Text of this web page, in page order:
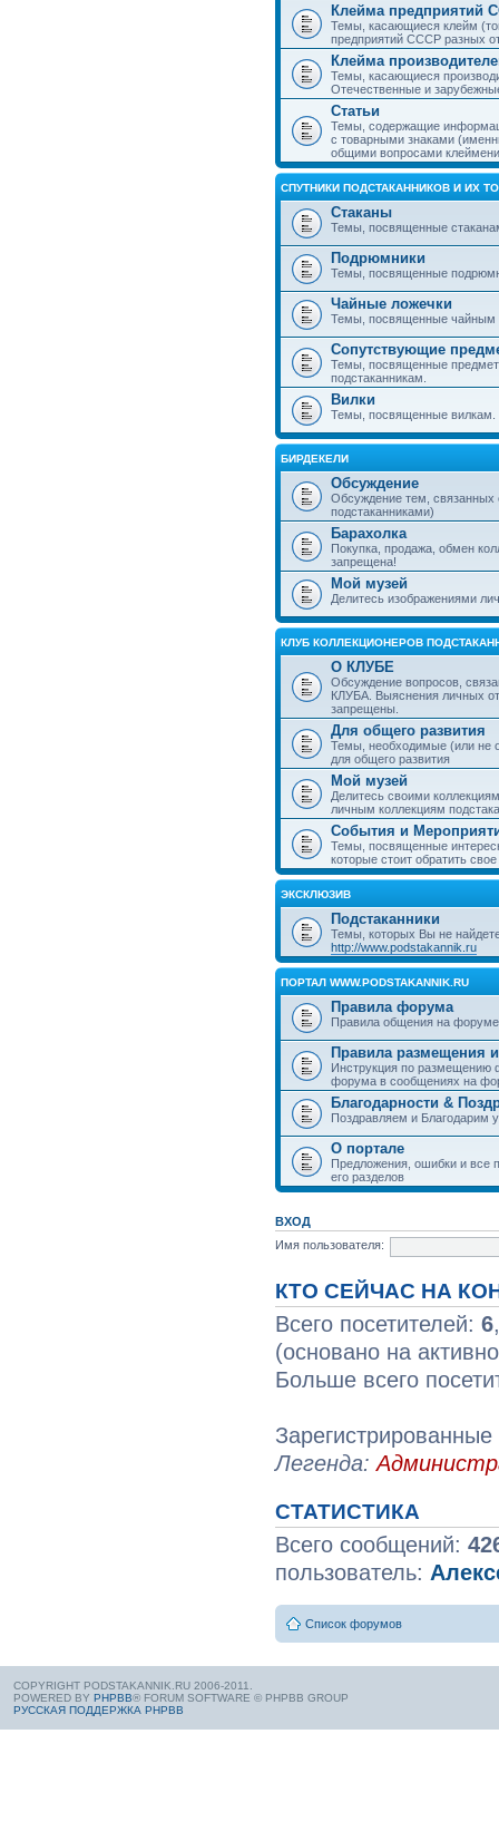
Клейма предприятий
Темы, касающиеся клейм
предприятий СССР разных
Клейма
Темы, касающиеся
Отечественные и
Статьи
Темы, содержащие
с товарными знаками
общими вопросами
СПУТНИКИ ПОДСТАКАННИКОВ И ИХ
Стаканы
Темы, посвященные
Подрюмники
Темы, посвященные
Чайные ложечки
Темы, посвященные чайным
Сопутствующие
Темы, посвященные
подстаканникам.
Вилки
Темы, посвященные вилкам.
БИРДЕКЕЛИ
Обсуждение
Обсуждение тем,
подстаканниками)
Барахолка
Покупка, продажа, обмен
запрещена!
Мой музей
Делитесь изображениями
КЛУБ КОЛЛЕКЦИОНЕРОВ
О КЛУБЕ
Обсуждение вопросов,
КЛУБА. Выяснения личных
запрещены.
Для общего развития
Темы, необходимые (или не
для общего развития
Мой музей
Делитесь своими
личным коллекциям
События и
Темы, посвященные
которые стоит обратить
ЭКСКЛЮЗИВ
Подстаканники
Темы, которых Вы не
http://www.podstakannik.ru
ПОРТАЛ WWW.PODSTAKANNIK.RU
Правила форума
Правила общения на форуме
Правила размещения
Инструкция по размещению
форума в сообщениях на
Благодарности &
Поздравляем и Благодарим
О портале
Предложения, ошибки и все
его разделов
ВХОД
Имя пользователя:
КТО СЕЙЧАС НА
Всего посетителей: 6
(основано на
Больше всего
Легенда:
СТАТИСТИКА
Всего сообщений:
пользователь:
Список форумов
COPYRIGHT PODSTAKANNIK.RU 2006-2011.
POWERED BY PHPBB® FORUM SOFTWARE © PHPBB GROUP
РУССКАЯ ПОДДЕРЖКА PHPBB